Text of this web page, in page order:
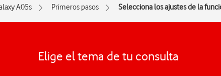
A05s Primeros pasos Selecciona los ajustes de la
Elige el tema de tu consulta